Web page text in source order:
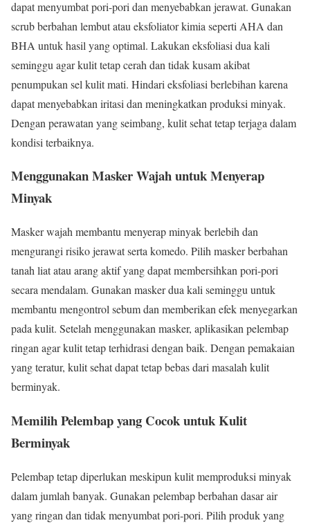
dapat menyumbat pori-pori dan menyebabkan jerawat. Gunakan
scrub berbahan lembut atau eksfoliator kimia seperti AHA dan
BHA untuk hasil yang optimal. Lakukan eksfoliasi dua kali
seminggu agar kulit tetap cerah dan tidak kusam akibat
penumpukan sel kulit mati. Hindari eksfoliasi berlebihan karena
dapat menyebabkan iritasi dan meningkatkan produksi minyak.
Dengan perawatan yang seimbang, kulit sehat tetap terjaga dalam
kondisi terbaiknya.
Menggunakan Masker Wajah untuk Menyerap
Minyak
Masker wajah membantu menyerap minyak berlebih dan
mengurangi risiko jerawat serta komedo. Pilih masker berbahan
tanah liat atau arang aktif yang dapat membersihkan pori-pori
secara mendalam. Gunakan masker dua kali seminggu untuk
membantu mengontrol sebum dan memberikan efek menyegarkan
pada kulit. Setelah menggunakan masker, aplikasikan pelembap
ringan agar kulit tetap terhidrasi dengan baik. Dengan pemakaian
yang teratur, kulit sehat dapat tetap bebas dari masalah kulit
berminyak.
Memilih Pelembap yang Cocok untuk Kulit
Berminyak
Pelembap tetap diperlukan meskipun kulit memproduksi minyak
dalam jumlah banyak. Gunakan pelembap berbahan dasar air
yang ringan dan tidak menyumbat pori-pori. Pilih produk yang